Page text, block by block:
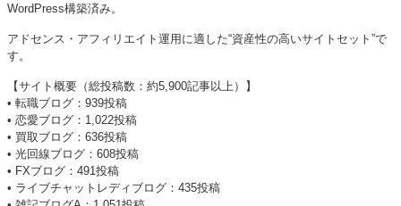
WordPress構築済み。
アドセンス・アフィリエイト運用に適した“資産性の高いサイトセット”で
す。
【サイト概要（総投稿数：約5,900記事以上）】
• 転職ブログ：939投稿
• 恋愛ブログ：1,022投稿
• 買取ブログ：636投稿
• 光回線ブログ：608投稿
• FXブログ：491投稿
• ライブチャットレディブログ：435投稿